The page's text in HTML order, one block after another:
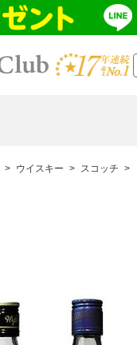
> ウイスキー > スコッチ >